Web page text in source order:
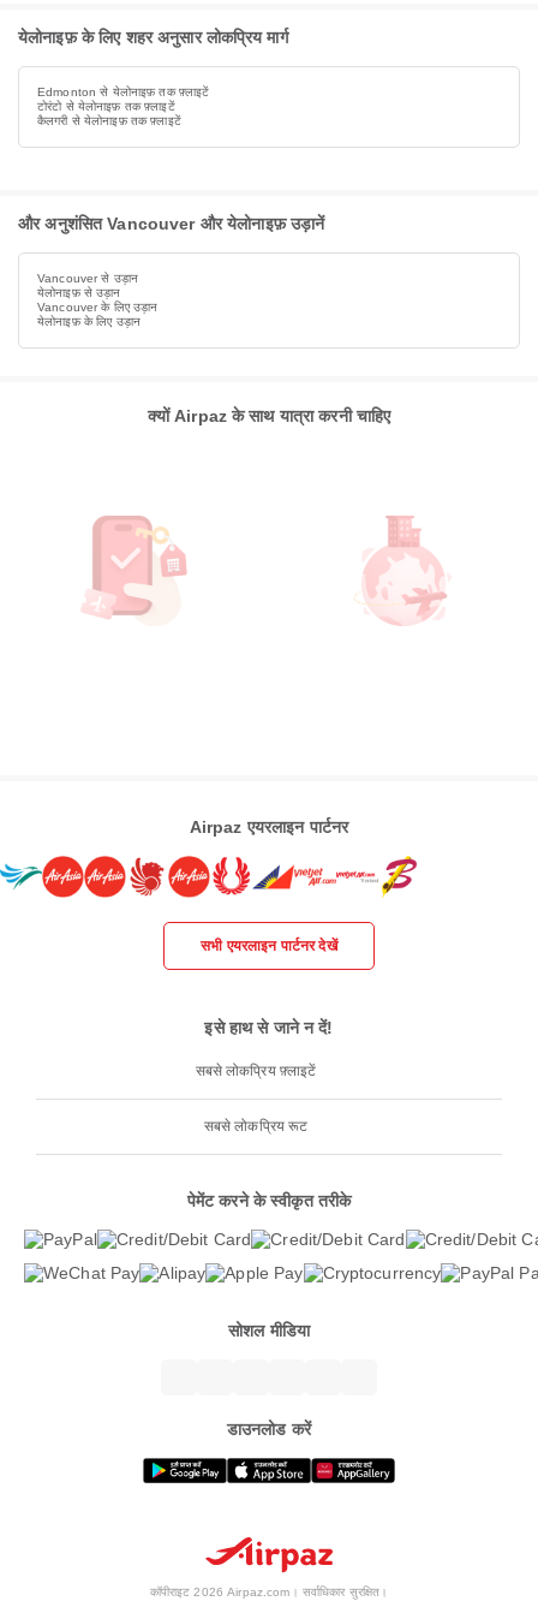
येलोनाइफ़ के लिए शहर अनुसार लोकप्रिय मार्ग
Edmonton से येलोनाइफ़ तक फ़्लाइटें
टोरंटो से येलोनाइफ़ तक फ़्लाइटें
कैलगरी से येलोनाइफ़ तक फ़्लाइटें
और अनुशंसित Vancouver और येलोनाइफ़ उड़ानें
Vancouver से उड़ान
येलोनाइफ़ से उड़ान
Vancouver के लिए उड़ान
येलोनाइफ़ के लिए उड़ान
क्यों Airpaz के साथ यात्रा करनी चाहिए
Airpaz एयरलाइन पार्टनर
सभी एयरलाइन पार्टनर देखें
इसे हाथ से जाने न दें!
सबसे लोकप्रिय फ़्लाइटें
सबसे लोकप्रिय रूट
पेमेंट करने के स्वीकृत तरीके
सोशल मीडिया
डाउनलोड करें
कॉपीराइट 2026 Airpaz.com। सर्वाधिकार सुरक्षित।